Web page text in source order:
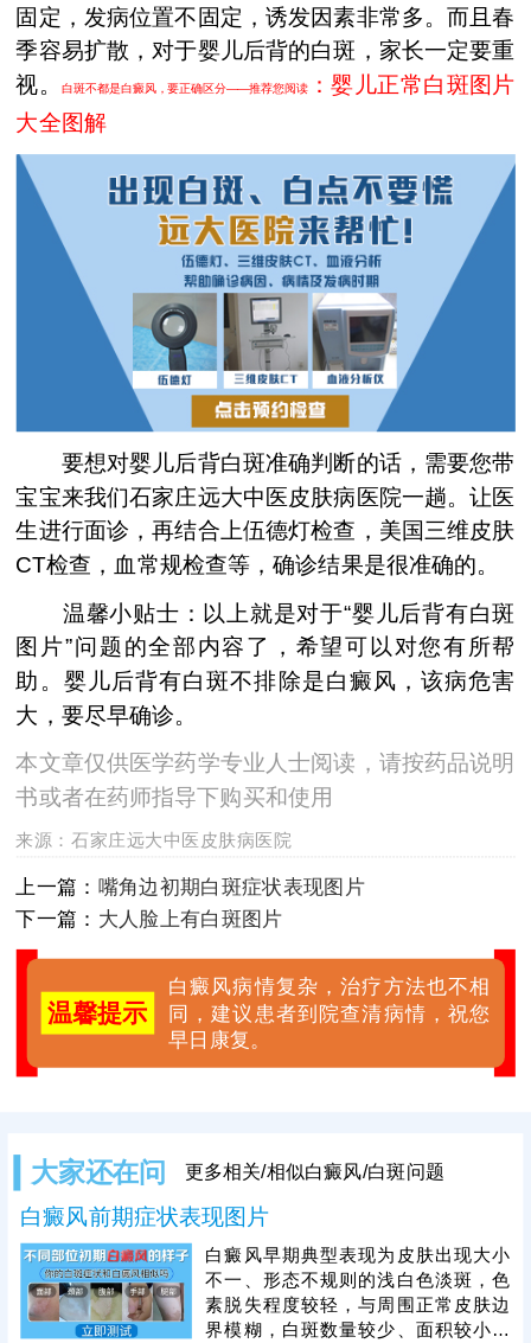
固定，发病位置不固定，诱发因素非常多。而且春
季容易扩散，对于婴儿后背的白斑，家长一定要重
视。白斑不都是白癜风，要正确区分——推荐您阅读：婴儿正常白斑图片
大全图解
要想对婴儿后背白斑准确判断的话，需要您带
宝宝来我们石家庄远大中医皮肤病医院一趟。让医
生进行面诊，再结合上伍德灯检查，美国三维皮肤
CT检查，血常规检查等，确诊结果是很准确的。
温馨小贴士：以上就是对于“婴儿后背有白斑
图片”问题的全部内容了，希望可以对您有所帮
助。婴儿后背有白斑不排除是白癜风，该病危害
大，要尽早确诊。
本文章仅供医学药学专业人士阅读，请按药品说明
书或者在药师指导下购买和使用
来源：石家庄远大中医皮肤病医院
上一篇： 嘴角边初期白斑症状表现图片
下一篇： 大人脸上有白斑图片
温馨提示
白癜风病情复杂，治疗方法也不相
同，建议患者到院查清病情，祝您
早日康复。
大家还在问 更多相关/相似白癜风/白斑问题
白癜风前期症状表现图片
白癜风早期典型表现为皮肤出现大小
不一、形态不规则的浅白色淡斑，色
素脱失程度较轻，与周围正常皮肤边
界模糊，白斑数量较少、面积较小，